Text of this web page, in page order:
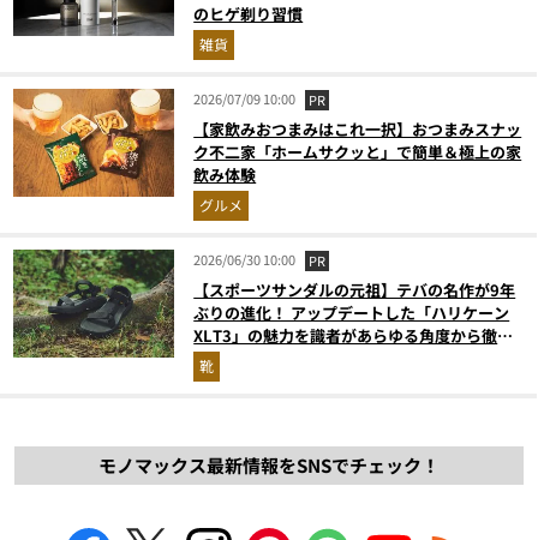
のヒゲ剃り習慣
雑貨
2026/07/09 10:00 PR
【家飲みおつまみはこれ一択】おつまみスナッ
ク不二家「ホームサクッと」で簡単＆極上の家
飲み体験
グルメ
2026/06/30 10:00 PR
【スポーツサンダルの元祖】テバの名作が9年
ぶりの進化！ アップデートした「ハリケーン
XLT3」の魅力を識者があらゆる角度から徹底
解説！
靴
モノマックス最新情報をSNSでチェック！